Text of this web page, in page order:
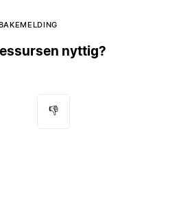
nyttig?
👎